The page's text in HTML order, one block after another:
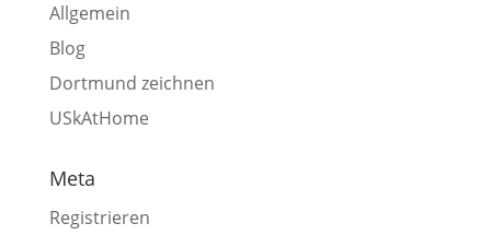
Allgemein
Blog
Dortmund zeichnen
USkAtHome
Meta
Registrieren